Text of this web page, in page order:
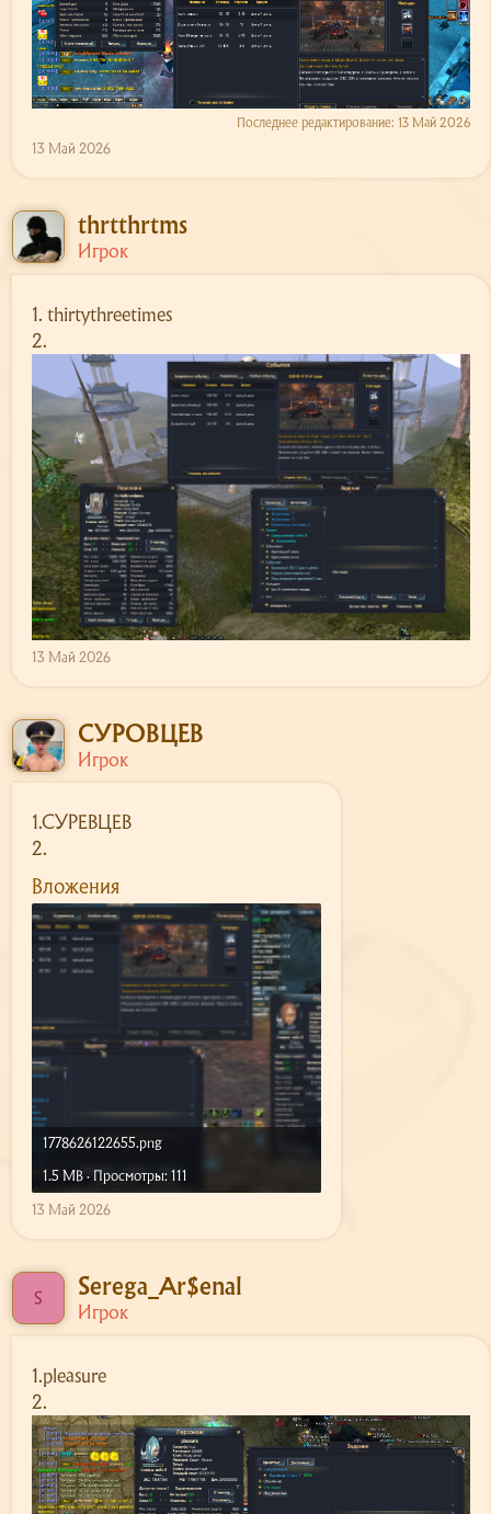
Последнее редактирование: 13 Май 2026
13 Май 2026
thrtthrtms
Игрок
1. thirtythreetimes
2.
13 Май 2026
СУРОВЦЕВ
Игрок
1.СУРЕВЦЕВ
2.
Вложения
1778626122655.png
1.5 MB · Просмотры: 111
13 Май 2026
S Serega_Ar$enal
Игрок
1.pleasure
2.